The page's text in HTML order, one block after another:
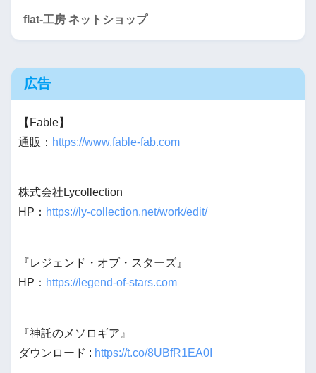
flat-工房 ネットショップ
広告
【Fable】
通販： https://www.fable-fab.com
株式会社Lycollection
HP： https://ly-collection.net/work/edit/
『レジェンド・オブ・スターズ』
HP： https://legend-of-stars.com
『神託のメソロギア』
ダウンロード : https://t.co/8UBfR1EA0I